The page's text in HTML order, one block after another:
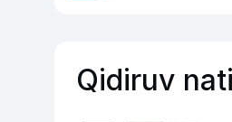
Qidiruv